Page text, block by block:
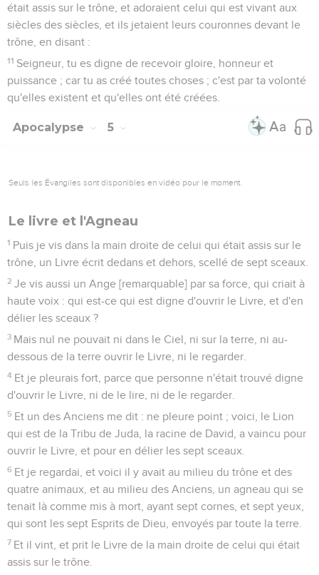
était assis sur le trône, et adoraient celui qui est vivant aux
siècles des siècles, et ils jetaient leurs couronnes devant le
trône, en disant :
11 Seigneur, tu es digne de recevoir gloire, honneur et
puissance ; car tu as créé toutes choses ; c'est par ta volonté
qu'elles existent et qu'elles ont été créées.
Apocalypse 5
Seuls les Évangiles sont disponibles en vidéo pour le moment.
Le livre et l'Agneau
1 Puis je vis dans la main droite de celui qui était assis sur le
trône, un Livre écrit dedans et dehors, scellé de sept sceaux.
2 Je vis aussi un Ange [remarquable] par sa force, qui criait à
haute voix : qui est-ce qui est digne d'ouvrir le Livre, et d'en
délier les sceaux ?
3 Mais nul ne pouvait ni dans le Ciel, ni sur la terre, ni au-
dessous de la terre ouvrir le Livre, ni le regarder.
4 Et je pleurais fort, parce que personne n'était trouvé digne
d'ouvrir le Livre, ni de le lire, ni de le regarder.
5 Et un des Anciens me dit : ne pleure point ; voici, le Lion
qui est de la Tribu de Juda, la racine de David, a vaincu pour
ouvrir le Livre, et pour en délier les sept sceaux.
6 Et je regardai, et voici il y avait au milieu du trône et des
quatre animaux, et au milieu des Anciens, un agneau qui se
tenait là comme mis à mort, ayant sept cornes, et sept yeux,
qui sont les sept Esprits de Dieu, envoyés par toute la terre.
7 Et il vint, et prit le Livre de la main droite de celui qui était
assis sur le trône.